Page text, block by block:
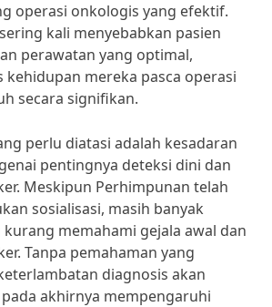
operasi onkologis yang efektif.
kali menyebabkan pasien
perawatan yang optimal,
kehidupan mereka pasca operasi
secara signifikan.
perlu diatasi adalah kesadaran
pentingnya deteksi dini dan
Meskipun Perhimpunan telah
sosialisasi, masih banyak
memahami gejala awal dan
Tanpa pemahaman yang
diagnosis akan
akhirnya mempengaruhi